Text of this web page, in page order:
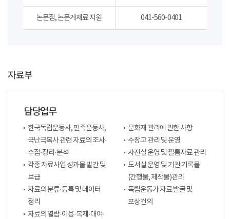
논문집, 논문게재료 지원 041-560-0401
자료부
담당업무
한국독립운동사, 민족운동사,
국난극복사 관련 자료의 조사·
수집·정리·분석
각종 자료사업 성과물 발간 및
보급
자료의 분류·등록 및 데이터
정리
자료의 열람·이용·복제·대여·
문화재 관리에 관한 사항
수장고 관리 및 운영
사진실 운영 및 필름자료 관리
도서실 운영 및 기관 기록물
(간행물, 제작물)관리
독립운동가 자료 발굴 및
포상건의